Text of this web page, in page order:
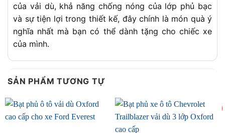
của vải dù, khả năng chống nóng của lớp phủ bạc
và sự tiện lợi trong thiết kế, đây chính là món quà ý
nghĩa nhất mà bạn có thể dành tặng cho chiếc xe
của mình.
SẢN PHẨM TƯƠNG TỰ